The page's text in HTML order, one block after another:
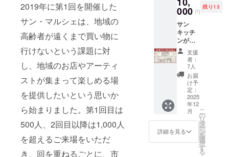
2019年に第1回を開催した
サン・マルシェは、地域の
高齢者が遠くまで買い物に
行けないという課題に対
し、地域のお店やアーティ
ストが集まって楽しめる場
を提供したいという思いか
ら始まりました。第1回目は
500人、2回目以降は1,000人
を超えるご来場をいただ
き、回を重ねるごとに、市
限2ヶ月
原材料
加物等
の食品
表示は
お届け
の商品
ラベル
に表記
されま
す。商
品開封
前には
必ずお
リター
ンに貼
ださ
い。 ・
支援者
様との
連絡方
法：詳
細は
メール
で連絡
しま
す。
6月末
・詳細
はメー
ルで連
絡しま
す。
000 円
残り13
サン
キッチ
ンが完
成した
時に
オープ
ン前に
ご招待
いたし
ます。
・日
時：
2025年
12月頃
予定 ・
場所：
支援
者：
7人
お届
け予
定：
2025
年12
月
詳細を見る
こ
の
リ
タ
ー
ン
を
選
択
す
る